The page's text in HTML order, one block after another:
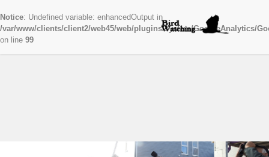
Notice: Undefined variable: enhancedOutput in
/var/www/clients/client2/web45/web/plugins/system/GoogleAnalytics/
on line 99